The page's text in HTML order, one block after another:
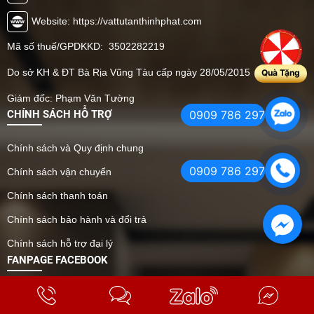
Website: https://vattutanthinhphat.com
Mã số thuế/GPDKKD: 3502282219
Do sở KH & ĐT Bà Rịa Vũng Tàu cấp ngày 28/05/2015
Giám đốc: Phạm Văn Tường
CHÍNH SÁCH HỖ TRỢ
Chính sách và Quy định chung
Chính sách vận chuyển
Chính sách thanh toán
Chính sách bảo hành và đổi trả
Chính sách hỗ trợ đại lý
FANPAGE FACEBOOK
Facebook
Facebook
Quà Tặng
0909 786 297
0909 786 297